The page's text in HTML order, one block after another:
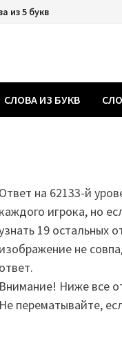
из 5 букв
СЛОВА ИЗ БУКВ
Ответ на 62133-й
каждого игрока, но
19 остальных
изображение не
ответ.
Внимание! Ниже все
Не перематывайте,